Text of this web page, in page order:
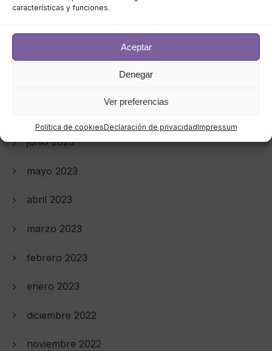
características y funciones.
Aceptar
Denegar
Ver preferencias
Política de cookiesDeclaración de privacidadImpressum
junio 2023
mayo 2023
abril 2023
marzo 2023
febrero 2023
enero 2023
diciembre 2022
noviembre 2022